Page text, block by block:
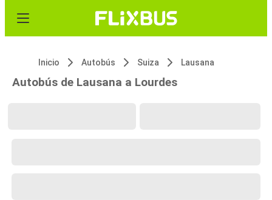
Inicio Autobús Suiza Lausana
Autobús de Lausana a Lourdes